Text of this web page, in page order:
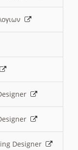
Designer